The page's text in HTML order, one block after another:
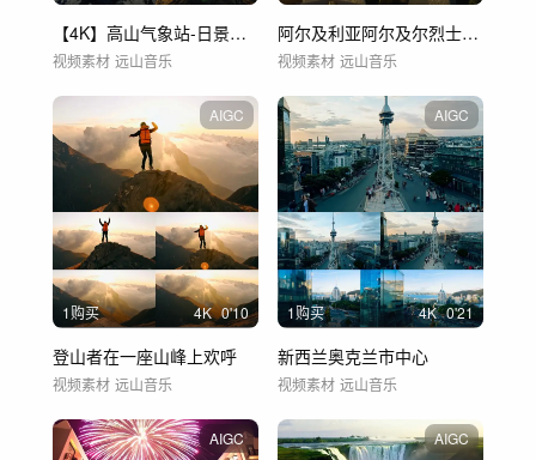
【4K】高山气象站-日景空镜
视频素材 远山音乐
阿尔及利亚阿尔及尔烈士纪念碑
视频素材 远山音乐
AIGC
1购买 4K 0'10
登山者在一座山峰上欢呼
视频素材 远山音乐
AIGC
1购买 4K 0'21
新西兰奥克兰市中心
视频素材 远山音乐
AIGC AIGC